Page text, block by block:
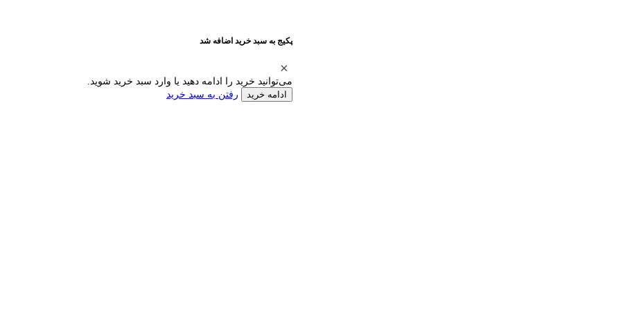
پکیج به سبد خرید اضافه شد
می‌توانید خرید را ادامه دهید یا وارد سبد خرید شوید.
ادامه خرید رفتن به سبد خرید